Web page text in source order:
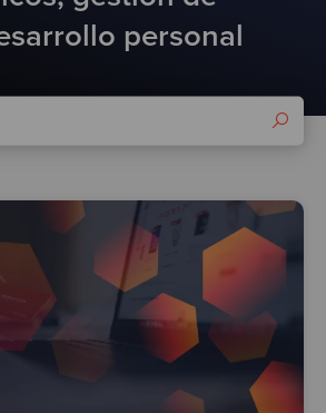
personal